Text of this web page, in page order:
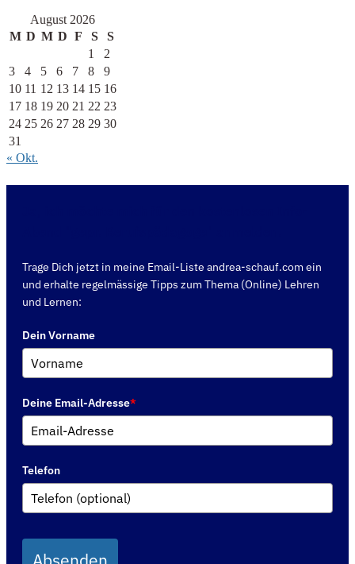
August 2026
M D M D F S
S
1
2
3
4 5 6 7 8
9
10 11 12 13 14 15 16
17 18 19 20 21 22 23
24 25 26 27 28 29 30
31
« Okt.
Trage Dich jetzt in meine Email-Liste andrea-schauf.com ein
und erhalte regelmässige Tipps zum Thema (Online) Lehren
und Lernen:
Dein Vorname
Deine Email-Adresse*
Telefon